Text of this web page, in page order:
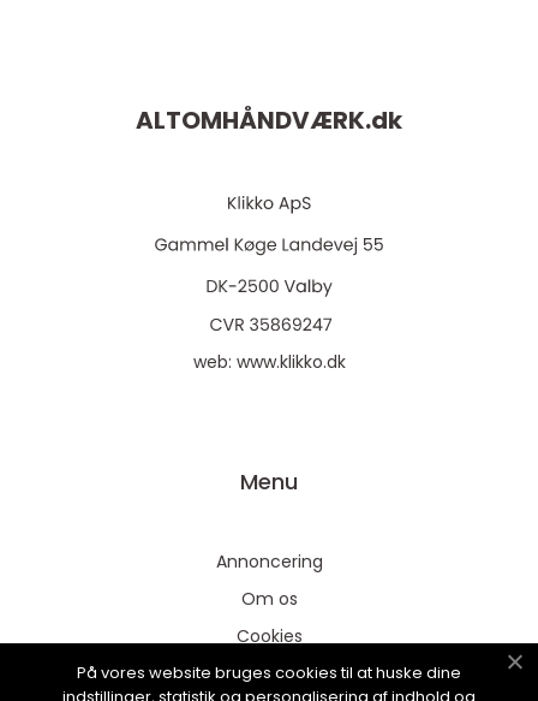
ALTOMHÅNDVÆRK.dk
web: www.klikko.dk
Menu
Annoncering
Om os
Cookies
Kontakt os
På vores website bruges cookies til at huske dine